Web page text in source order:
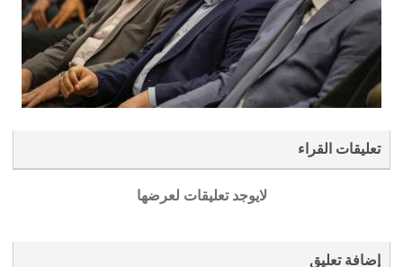
تعليقات القراء
لايوجد تعليقات لعرضها
إضافة تعليق